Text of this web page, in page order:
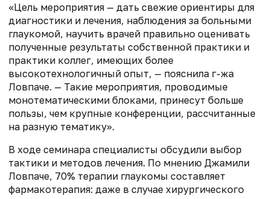
«Цель мероприятия — дать свежие ориентиры для
диагностики и лечения, наблюдения за больными
глаукомой, научить врачей правильно оценивать
полученные результаты собственной практики и
практики коллег, имеющих более
высокотехнологичный опыт, — пояснила г-жа
Ловпаче. — Такие мероприятия, проводимые
монотематическими блоками, принесут больше
пользы, чем крупные конференции, рассчитанные
на разную тематику».
В ходе семинара специалисты обсудили выбор
тактики и методов лечения. По мнению Джамили
Ловпаче, 70% терапии глаукомы составляет
фармакотерапия: даже в случае хирургического